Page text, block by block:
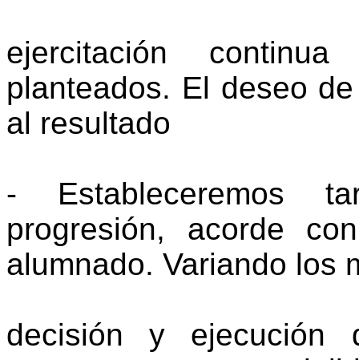
ejercitación
planteados. El deseo
al resultado
- Estableceremos
progresión, acorde
alumnado. Variando los
decisión y ejecución